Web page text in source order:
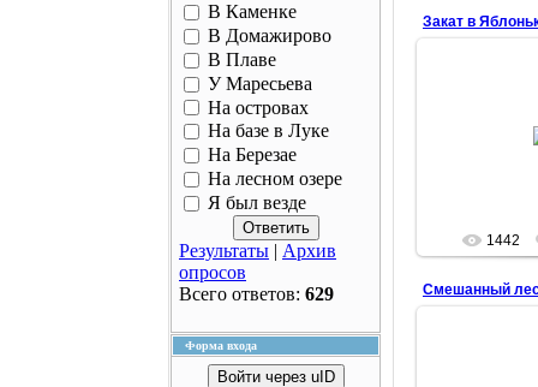
В Каменке
В Домажирово
В Плаве
У Маресьева
На островах
На базе в Луке
На Березае
На лесном озере
Я был везде
Результаты | Архив
опросов
Всего ответов: 629
Форма входа
Войти через uID
1442
Смешанный